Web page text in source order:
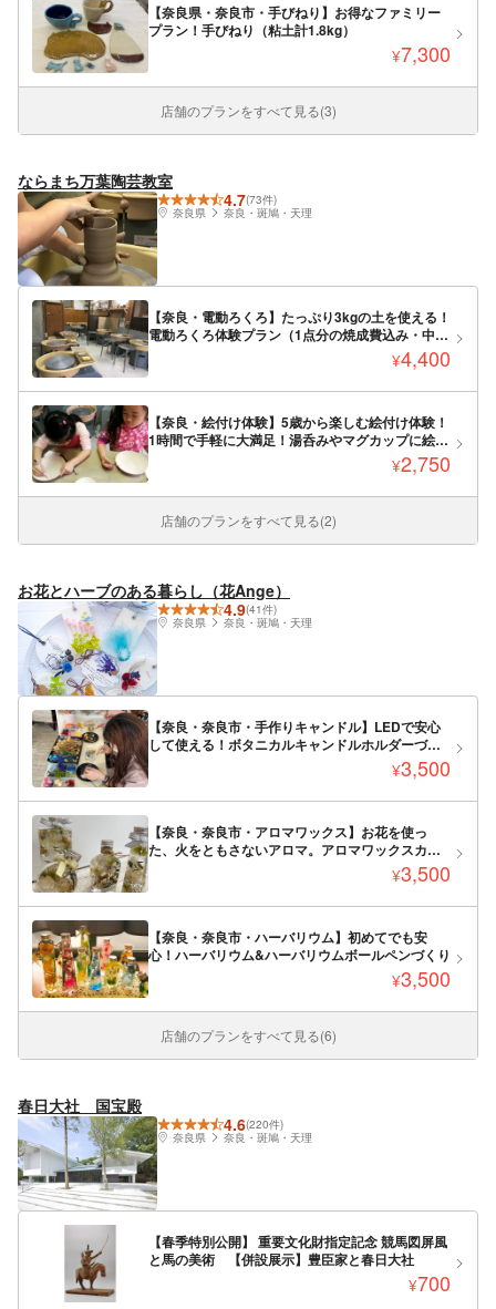
【奈良県・奈良市・手びねり】お得なファミリー
プラン！手びねり（粘土計1.8kg）
¥7,300
店舗のプランをすべて見る(3)
ならまち万葉陶芸教室
4.7(73件)
奈良県
奈良・斑鳩・天理
【奈良・電動ろくろ】たっぷり3kgの土を使える！
電動ろくろ体験プラン（1点分の焼成費込み・中学
¥4,400
【奈良・絵付け体験】5歳から楽しむ絵付け体験！
1時間で手軽に大満足！湯呑みやマグカップに絵を
¥2,750
店舗のプランをすべて見る(2)
お花とハーブのある暮らし（花Ange）
4.9(41件)
奈良県
奈良・斑鳩・天理
【奈良・奈良市・手作りキャンドル】LEDで安心
して使える！ボタニカルキャンドルホルダーづく
¥3,500
【奈良・奈良市・アロマワックス】お花を使っ
た、火をともさないアロマ。アロマワックスカッ
¥3,500
【奈良・奈良市・ハーバリウム】初めてでも安
心！ハーバリウム&ハーバリウムボールペンづくり
¥3,500
店舗のプランをすべて見る(6)
春日大社 国宝殿
4.6(220件)
奈良県
奈良・斑鳩・天理
【春季特別公開】 重要文化財指定記念 競馬図屏風
と馬の美術 【併設展示】豊臣家と春日大社
¥700